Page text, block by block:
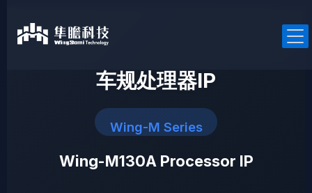
车规处理器IP
Wing-M Series
Wing-M130A Processor IP
RISC-V处理器IP